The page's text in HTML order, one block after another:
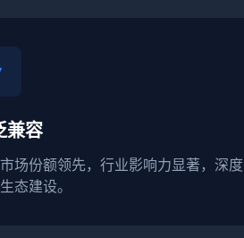
兼容
场份额领先，行业影响力显著，深度
态建设。